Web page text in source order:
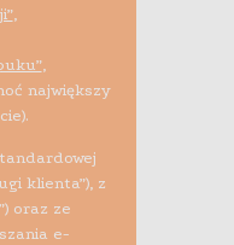
,
,
największy
klienta”), z
oraz ze
e-